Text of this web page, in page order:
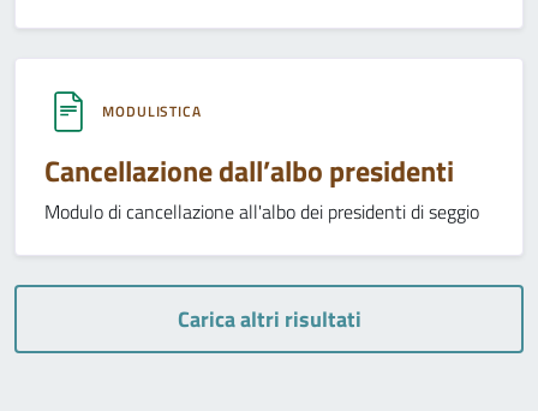
MODULISTICA
Cancellazione dall’albo presidenti
Modulo di cancellazione all'albo dei presidenti di seggio
Carica altri risultati